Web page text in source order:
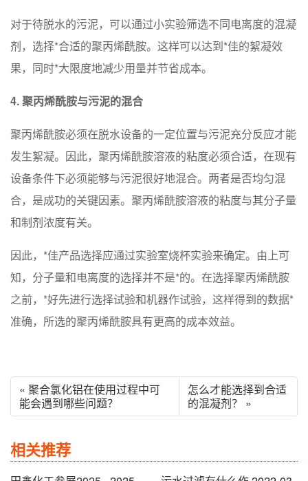
对于待脱水的污泥，可以通过小实验筛选不同电离度的混凝
剂，选择*合适的聚丙烯酰胺。这样可以达到*佳的絮凝效
果，同时*大限度地减少用量并节省成本。
4. 聚丙烯酰胺与污泥的混合
聚丙烯酰胺必须在脱水设备的一定位置与污泥充分反应才能
发生絮凝。因此，聚丙烯酰胺溶液的粘度必须合适，在现有
设备条件下必须能够与污泥很好地混合。两者是否均匀混
合，是成功的关键因素。聚丙烯酰胺溶液的粘度与其分子量
和制剂浓度有关。
因此，*佳产品选择应通过实验室烧杯实验来确定。由上可
知，分子量和电离度的选择并不是*的。在选择聚丙烯酰胺
之前，*好先进行选择试验和机器作试验，这样得到的数据*
准确，所选的聚丙烯酰胺具有更高的成本效益。
« 聚合氯化铝在使用过程中可
能会遇到哪些问题？
怎么才能选择到合适
的混凝剂？ »
相关推荐